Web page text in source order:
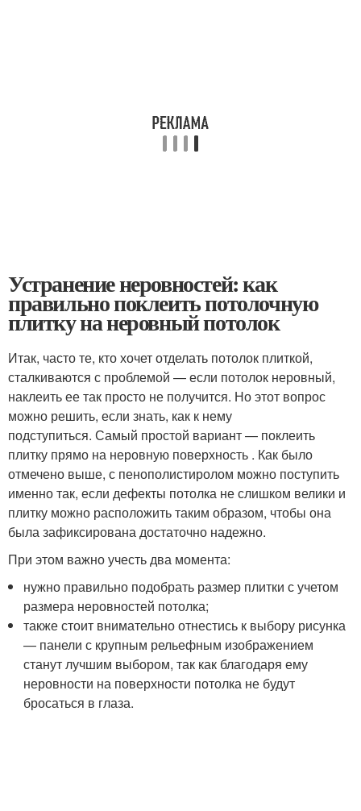
Устранение неровностей: как
правильно поклеить потолочную
плитку на неровный потолок
Итак, часто те, кто хочет отделать потолок плиткой,
сталкиваются с проблемой — если потолок неровный,
наклеить ее так просто не получится. Но этот вопрос
можно решить, если знать, как к нему
подступиться. Самый простой вариант — поклеить
плитку прямо на неровную поверхность . Как было
отмечено выше, с пенополистиролом можно поступить
именно так, если дефекты потолка не слишком велики и
плитку можно расположить таким образом, чтобы она
была зафиксирована достаточно надежно.
При этом важно учесть два момента:
нужно правильно подобрать размер плитки с учетом
размера неровностей потолка;
также стоит внимательно отнестись к выбору рисунка
— панели с крупным рельефным изображением
станут лучшим выбором, так как благодаря ему
неровности на поверхности потолка не будут
бросаться в глаза.